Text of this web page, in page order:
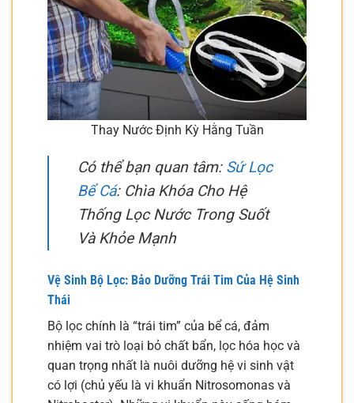
Thay Nước Định Kỳ Hằng Tuần
Có thể bạn quan tâm: Sứ Lọc
Bể Cá: Chìa Khóa Cho Hệ
Thống Lọc Nước Trong Suốt
Và Khỏe Mạnh
Vệ Sinh Bộ Lọc: Bảo Dưỡng Trái Tim Của Hệ Sinh
Thái
Bộ lọc chính là “trái tim” của bể cá, đảm
nhiệm vai trò loại bỏ chất bẩn, lọc hóa học và
quan trọng nhất là nuôi dưỡng hệ vi sinh vật
có lợi (chủ yếu là vi khuẩn Nitrosomonas và